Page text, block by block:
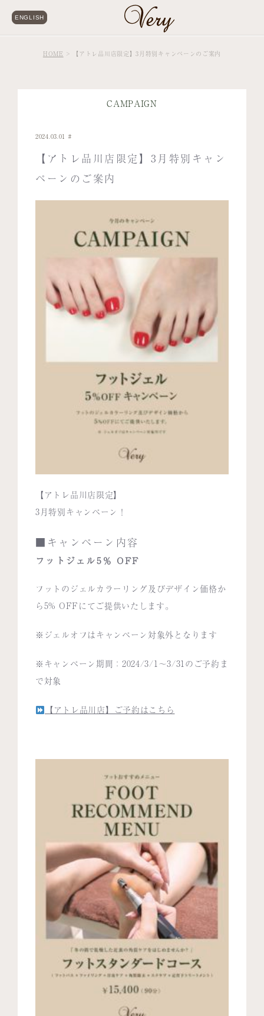
ENGLISH
HOME 【アトレ品川店限定】3月特別キャンペーンのご案内
CAMPAIGN
2024.03.01
【アトレ品川店限定】3月特別キャン
ペーンのご案内
【アトレ品川店限定】
3月特別キャンペーン！
■キャンペーン内容
フットジェル5％ OFF
フットのジェルカラーリング及びデザイン価格か
ら5% OFFにてご提供いたします。
※ジェルオフはキャンペーン対象外となります
※キャンペーン期間：2024/3/1〜3/31のご予約ま
で対象
【アトレ品川店】ご予約はこちら